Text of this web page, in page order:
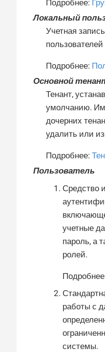
Подробнее:
Локальный
Учетная
Подробнее:
Основной
Тенант,
умолчанию.
дочерних
удалить или
Подробнее:
Пользователь
Средство
учетные
пароль, а
ролей.
работы с
системы.